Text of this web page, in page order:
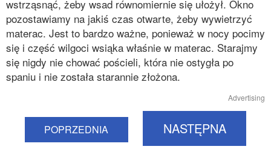
wstrząsnąć, żeby wsad równomiernie się ułożył. Okno
pozostawiamy na jakiś czas otwarte, żeby wywietrzyć
materac. Jest to bardzo ważne, ponieważ w nocy pocimy
się i część wilgoci wsiąka właśnie w materac. Starajmy
się nigdy nie chować pościeli, która nie ostygła po
spaniu i nie została starannie złożona.
Advertising
POPRZEDNIA NASTĘPNA